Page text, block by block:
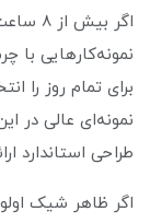
اگر
نمونه‌کارهایی با
برای تمام روز را
نمونه‌ای عالی
طراحی استاندارد
اگر ظاهر شیک